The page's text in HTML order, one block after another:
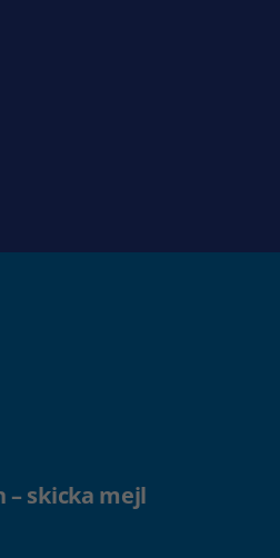
– skicka mejl